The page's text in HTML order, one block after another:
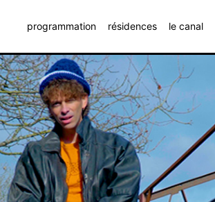
programmation résidences le canal